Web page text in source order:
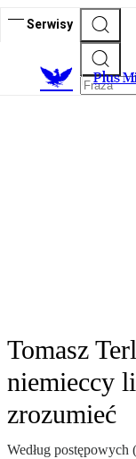
Serwisy
Plus
Tomasz
niemieccy
zrozumieć
Według